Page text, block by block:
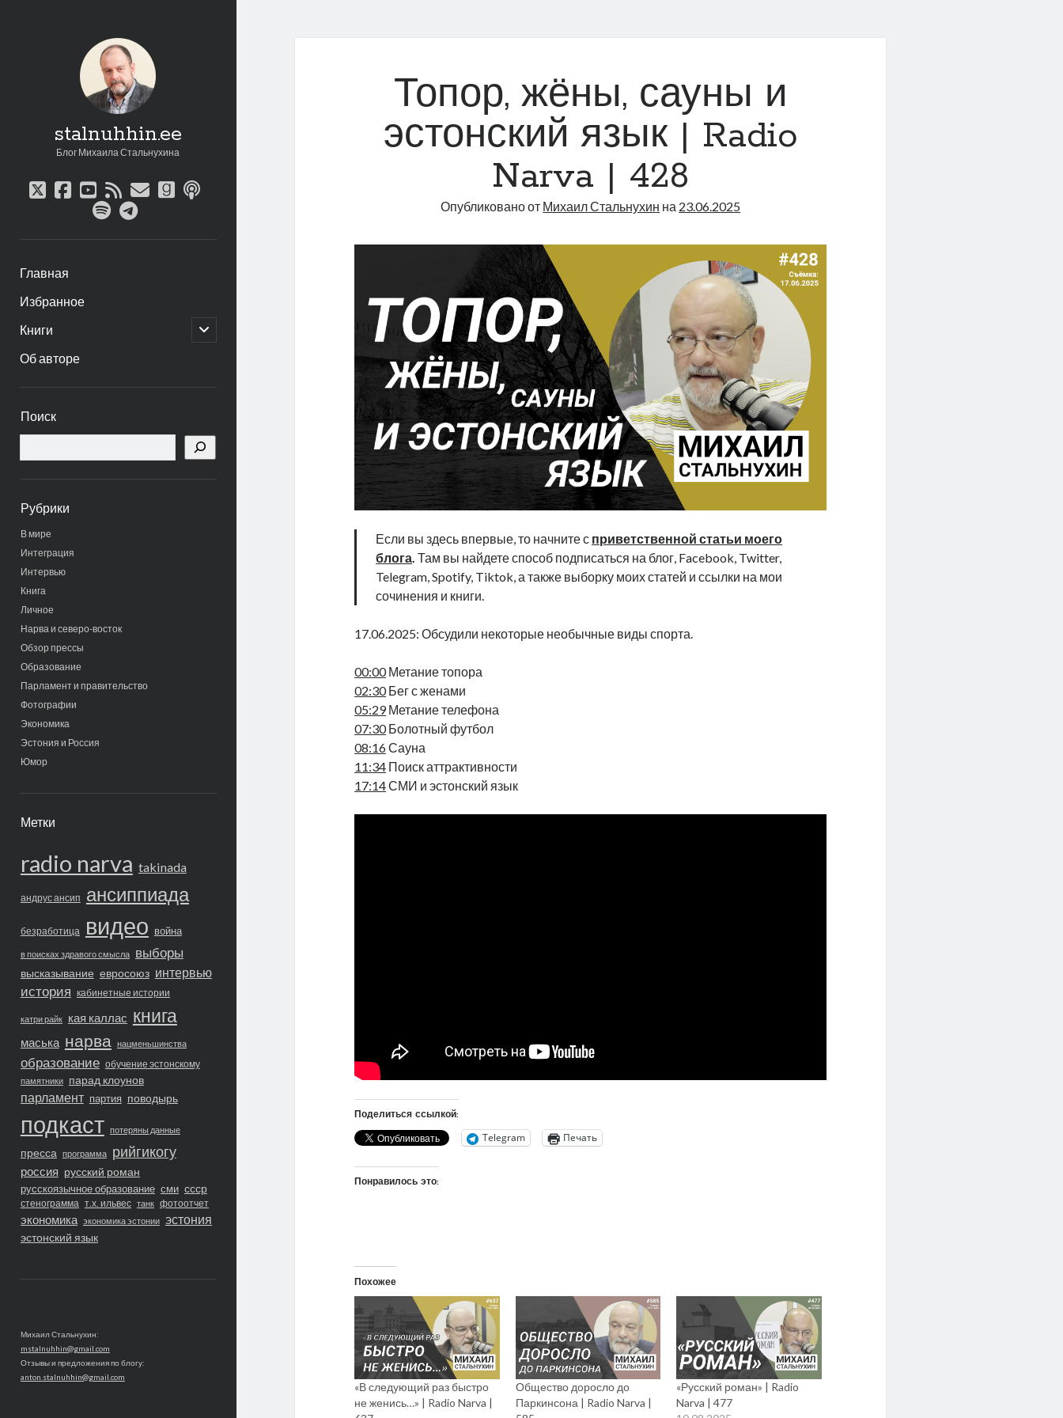
stalnuhhin.ee
Блог Михаила Стальнухина
twitter
facebook
youtube
rssemailgoodreads
podcast
spotifytelegram
Главная
Избранное
Книги
открыть
дочернее
Об авторе
панель
Поиск
Рубрики
В мире
Интеграция
Интервью
Книга
Личное
Нарва и северо-восток
Обзор прессы
Образование
Парламент и правительство
Фотографии
Экономика
Эстония и Россия
Юмор
Метки
radio narva takinada
андрус ансип ансиппиада
безработица видео война
в поисках здравого смысла выборы
высказывание евросоюз интервью
история кабинетные истории
катри райк кая каллас книга
маська нарва нацменьшинства
образование обучение эстонскому
памятники парад клоунов
парламент партия поводырь
подкаст потеряны данные
пресса программа рийгикогу
россия русский роман
русскоязычное образование сми ссср
стенограмма т.х. ильвес танк фотоотчет
экономика экономика эстонии эстония
эстонский язык
Михаил Стальнухин:
mstalnuhhin@gmail.com
Отзывы и предложения по блогу:
anton.stalnuhhin@gmail.com
Топор, жёны, сауны и
эстонский язык | Radio
Narva | 428
Опубликовано от Михаил Стальнухин на 23.06.2025
Если вы здесь впервые, то начните с приветственной статьи моего
блога. Там вы найдете способ подписаться на блог, Facebook, Twitter,
Telegram, Spotify, Tiktok, а также выборку моих статей и ссылки на мои
сочинения и книги.
17.06.2025: Обсудили некоторые необычные виды спорта.
00:00Метание топора
02:30Бег с женами
05:29Метание телефона
07:30Болотный футбол
08:16Сауна
11:34 Поиск аттрактивности
17:14СМИ и эстонский язык
Поделиться ссылкой:
Telegram Печать
Понравилось это:
Похожее
«В следующий раз быстро
не женись…» | Radio Narva |
Общество доросло до
Паркинсона | Radio Narva |
«Русский роман» | Radio
Narva | 477